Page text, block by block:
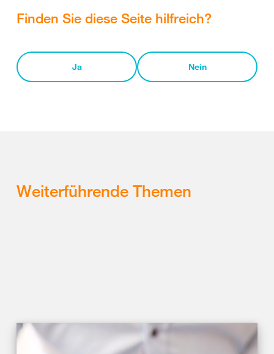
Finden Sie diese Seite hilfreich?
Ja Nein
Weiterführende Themen